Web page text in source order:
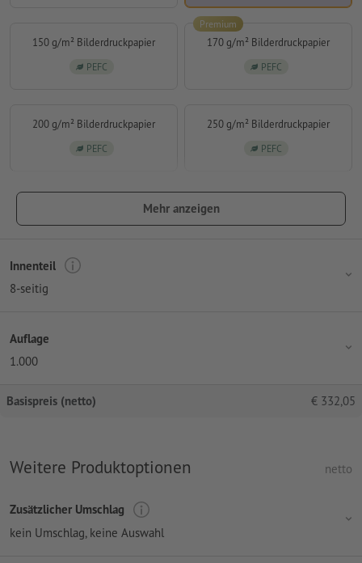
150 g/m² Bilderdruckpapier
PEFC
170 g/m² Bilderdruckpapier
PEFC
Premium
200 g/m² Bilderdruckpapier
PEFC
250 g/m² Bilderdruckpapier
PEFC
Mehr anzeigen
Innenteil
8-seitig
Auflage
1.000
Basispreis (netto) € 332,05
Weitere Produktoptionen netto
Zusätzlicher Umschlag
kein Umschlag, keine Auswahl